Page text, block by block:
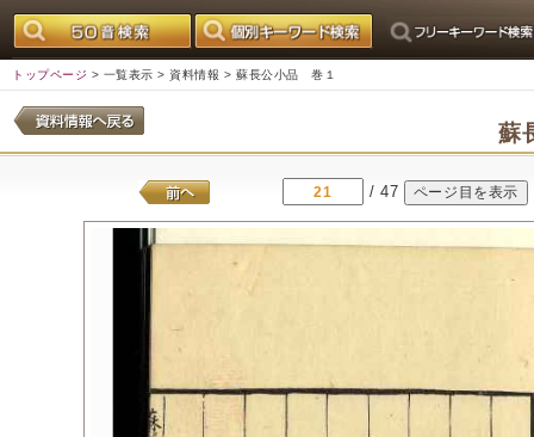
トップページ > 一覧表示 > 資料情報 > 蘇長公小品 巻１
蘇
/ 47